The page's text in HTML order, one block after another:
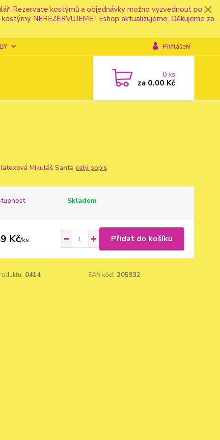
Rezervace kostýmů a objednávky možno vyzvednout po
NEREZERVUJEME ! Eshop aktualizujeme. Děkujeme za
Přihlášení
0ks
za 0,00 Kč
Mikuláš Santa celý popis
Skladem
Kč/ks Přidat do košíku
0414 EAN kód: 205932